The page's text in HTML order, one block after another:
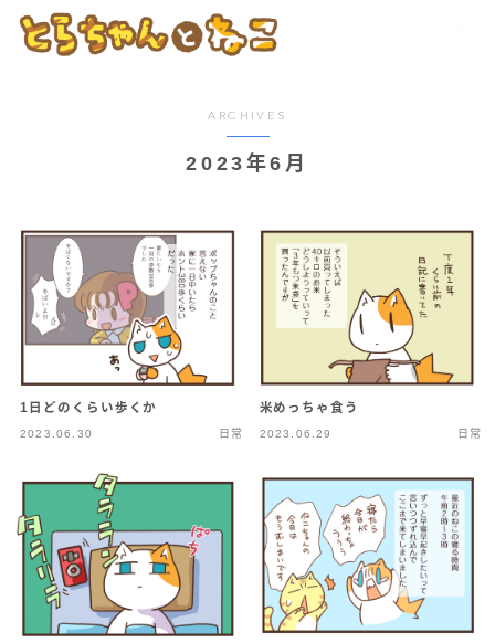
ARCHIVES
2023年6月
1日どのくらい歩くか
2023.06.30 日常
米めっちゃ食う
2023.06.29 日常